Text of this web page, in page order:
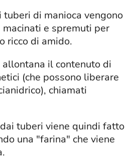
tuberi di manioca vengono
e spremuti per
ricco di amido.
il contenuto di
(che possono liberare
chiamati
tuberi viene quindi fatto
una "farina" che viene